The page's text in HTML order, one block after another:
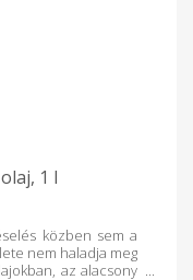
1 l
közben sem a
nem haladja meg
az alacsony